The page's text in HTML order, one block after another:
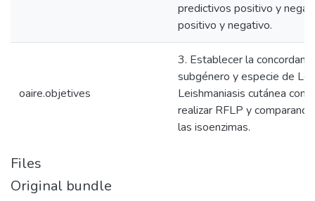
predictivos positivo y
positivo y negativo.
oaire.objetives
3. Establecer la
subgénero y especie de
Leishmaniasis cutánea
realizar RFLP y
las isoenzimas.
Files
Original bundle